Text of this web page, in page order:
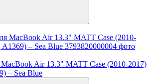
MacBook Air 13.3" MATT Case (2010-2017)
– Sea Blue